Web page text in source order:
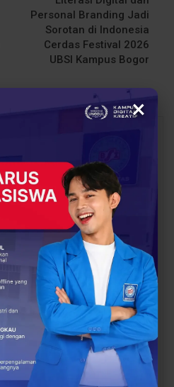
Personal Branding Jadi
Sorotan di Indonesia
Cerdas Festival 2026
UBSI Kampus Bogor
BERITA
Atlet Tinju Berprestasi,
Step Year Yougo Mantap
Pilih Sistem Informasi
UBSI Kampus…
BERITA
×